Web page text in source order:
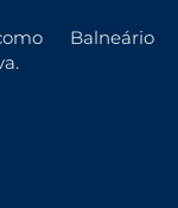
Balneário